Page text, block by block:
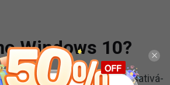
Windows 10?
em que você deseja desativá-